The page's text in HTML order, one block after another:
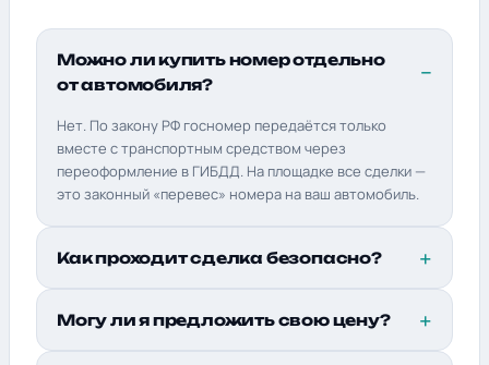
Можно ли купить номер отдельно
от автомобиля?
Нет. По закону РФ госномер передаётся только
вместе с транспортным средством через
переоформление в ГИБДД. На площадке все сделки —
это законный «перевес» номера на ваш автомобиль.
Как проходит сделка безопасно?
Могу ли я предложить свою цену?